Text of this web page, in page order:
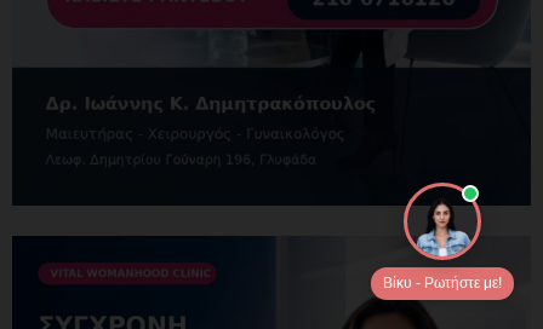
Βίκυ - Ρωτήστε με!